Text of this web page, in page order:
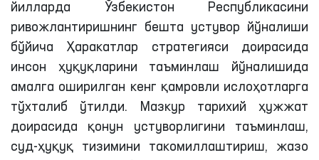
йилларда Ўзбекистон Республикасини
ривожлантиришнинг бешта устувор йўналиши
бўйича Ҳаракатлар стратегияси доирасида
инсон ҳуқуқларини таъминлаш йўналишида
амалга оширилган кенг қамровли ислоҳотларга
тўхталиб ўтилди. Мазкур тарихий ҳужжат
доирасида қонун устуворлигини таъминлаш,
суд-ҳуқуқ тизимини такомиллаштириш, жазо